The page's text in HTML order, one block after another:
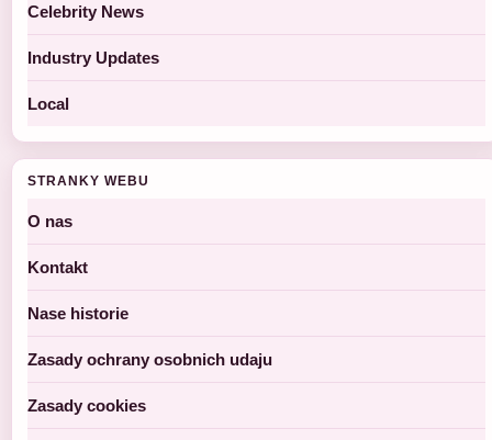
Celebrity News
Industry Updates
Local
STRANKY WEBU
O nas
Kontakt
Nase historie
Zasady ochrany osobnich udaju
Zasady cookies